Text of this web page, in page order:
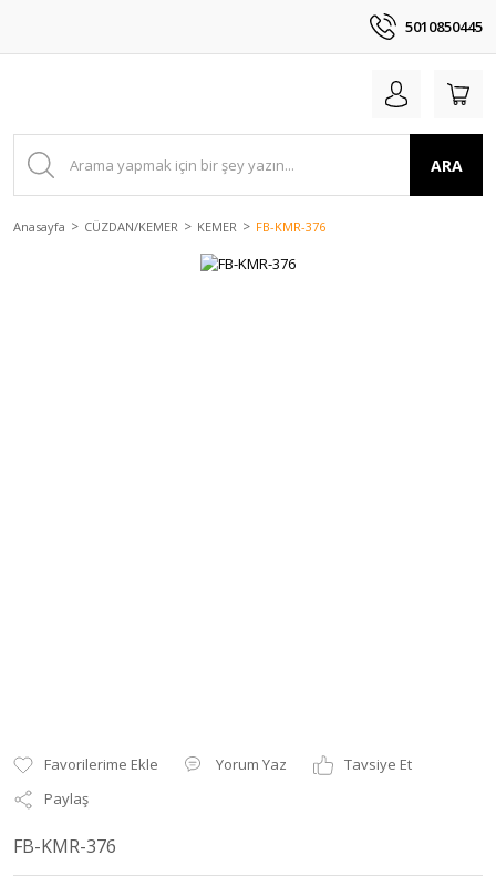
5010850445
ARA
Anasayfa CÜZDAN/KEMER KEMER FB-KMR-376
Yorum Yaz
Tavsiye Et
Paylaş
FB-KMR-376